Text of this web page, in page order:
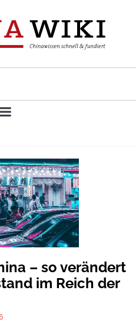
– so verändert
im Reich der